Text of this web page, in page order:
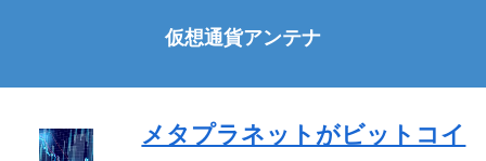
仮想通貨アンテナ
メタプラネットがビットコイ